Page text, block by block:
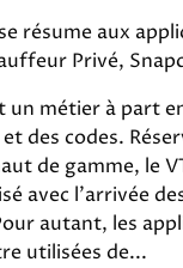
résume aux
Privé,
un métier à part
des codes.
de gamme, le
avec l'arrivée
autant, les
utilisées de...